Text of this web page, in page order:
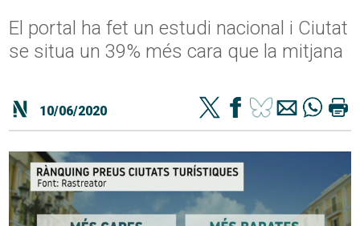
El portal ha fet un estudi nacional i Ciutat
se situa un 39% més cara que la mitjana
10/06/2020